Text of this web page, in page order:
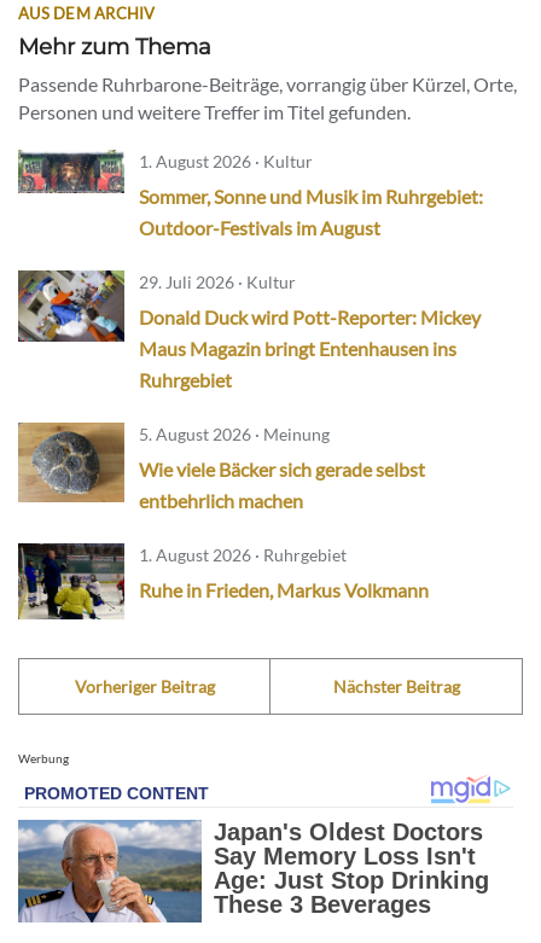
AUS DEM ARCHIV
Mehr zum Thema
Passende Ruhrbarone-Beiträge, vorrangig über Kürzel, Orte,
Personen und weitere Treffer im Titel gefunden.
1. August 2026 · Kultur
Sommer, Sonne und Musik im Ruhrgebiet:
Outdoor-Festivals im August
29. Juli 2026 · Kultur
Donald Duck wird Pott-Reporter: Mickey
Maus Magazin bringt Entenhausen ins
Ruhrgebiet
5. August 2026 · Meinung
Wie viele Bäcker sich gerade selbst
entbehrlich machen
1. August 2026 · Ruhrgebiet
Ruhe in Frieden, Markus Volkmann
Vorheriger Beitrag Nächster Beitrag
Werbung